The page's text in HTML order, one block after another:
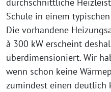
Schule in einem
Die vorhandene
à 300 kW erscheint
überdimensioniert. Wir
wenn schon keine
zumindest einen deutlich